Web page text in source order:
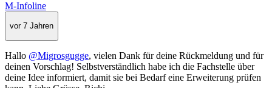
M-Infoline
vor 7 Jahren
Hallo @Migrosgugge, vielen Dank für deine Rückmeldung und für
deinen Vorschlag! Selbstverständlich habe ich die Fachstelle über
deine Idee informiert, damit sie bei Bedarf eine Erweiterung prüfen